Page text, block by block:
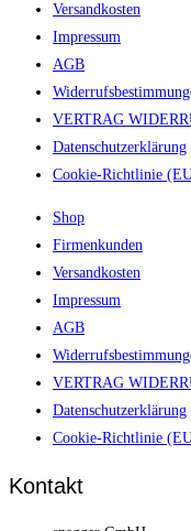
Versandkosten
Impressum
AGB
VERTRAG
Datenschutzerklärung
Cookie-Richtlinie
Shop
Firmenkunden
Versandkosten
Impressum
AGB
VERTRAG
Datenschutzerklärung
Cookie-Richtlinie
Kontakt